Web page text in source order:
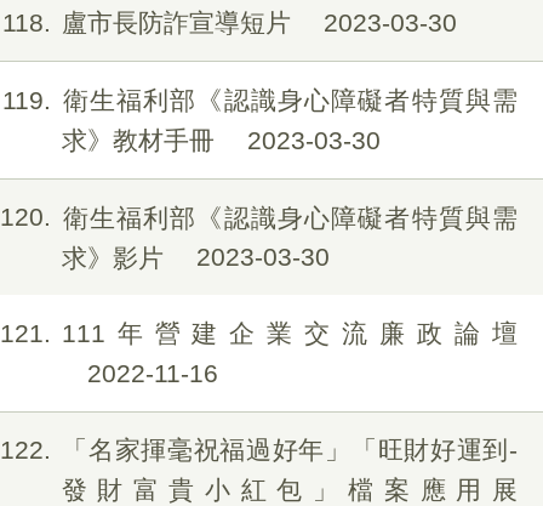
118 盧市長防詐宣導短片 2023-03-30
119
衛生福利部《認識身心障礙者特質與需
求》教材手冊
2023-03-30
120
衛生福利部《認識身心障礙者特質與需
求》影片
2023-03-30
121
111年營建企業交流廉政論壇
2022-11-16
122
「名家揮毫祝福過好年」「旺財好運到-
發財富貴小紅包」檔案應用展